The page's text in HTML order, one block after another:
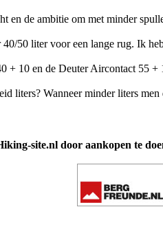
en de ambitie om met minder
50 liter voor een lange rug. Ik
+ 10 en de Deuter Aircontact 55 +
liters? Wanneer minder liters
site.nl door aankopen te